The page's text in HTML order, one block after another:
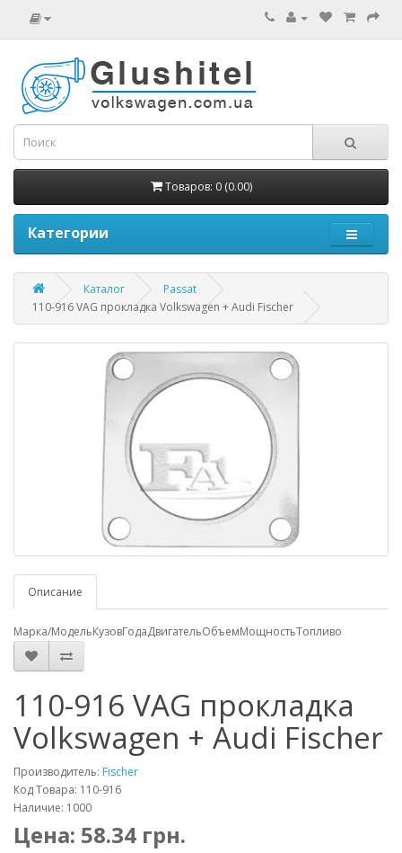
Товаров: 0 (0.00)
Категории
Каталог
Passat
110-916 VAG прокладка Volkswagen + Audi Fischer
Описание
Марка/МодельКузовГодаДвигательОбъемМощностьТопливо
110-916 VAG прокладка
Volkswagen + Audi Fischer
Производитель: Fischer
Код Товара: 110-916
Наличие: 1000
Цена: 58.34 грн.